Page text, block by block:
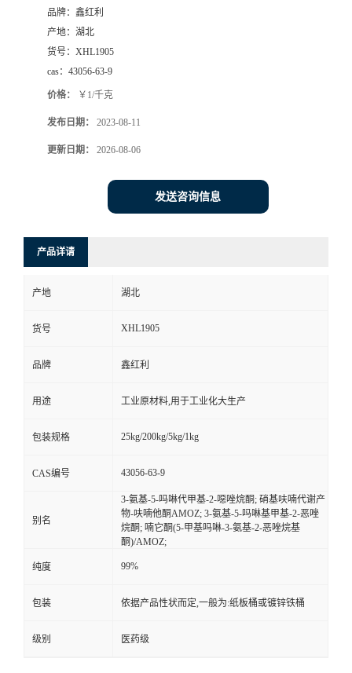
品牌： 鑫红利
产地： 湖北
货号： XHL1905
cas： 43056-63-9
价格： ￥1/千克
发布日期： 2023-08-11
更新日期： 2026-08-06
发送咨询信息
产品详请
产地 湖北
货号 XHL1905
品牌 鑫红利
用途 工业原材料,用于工业化大生产
包装规格 25kg/200kg/5kg/1kg
CAS编号 43056-63-9
别名
3-氨基-5-吗啉代甲基-2-噁唑烷酮; 硝基呋喃代谢产
物-呋喃他酮AMOZ; 3-氨基-5-吗啉基甲基-2-恶唑
烷酮; 喃它酮(5-甲基吗啉-3-氨基-2-恶唑烷基
酮)/AMOZ;
纯度 99%
包装 依据产品性状而定,一般为:纸板桶或镀锌铁桶
级别 医药级